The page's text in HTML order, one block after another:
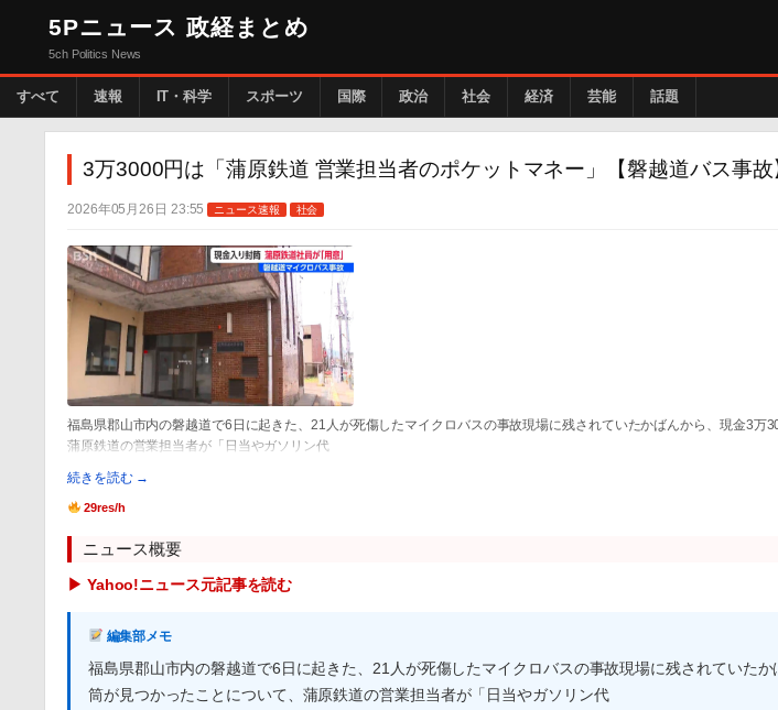
5Pニュース 政経まとめ
5ch Politics News
すべて 速報 IT・科学 スポーツ 国際 政治 社会 経済 芸能 話題
3万3000円は「蒲原鉄道 営業担当者のポケットマネー」【磐越道バス事故
2026年05月26日 23:55 ニュース速報 社会
福島県郡山市内の磐越道で6日に起きた、21人が死傷したマイクロバスの事故現場に残されていたかばんから、現金3万
蒲原鉄道の営業担当者が「日当やガソリン代
続きを読む →
29res/h
ニュース概要
▶ Yahoo!ニュース元記事を読む
編集部メモ
福島県郡山市内の磐越道で6日に起きた、21人が死傷したマイクロバスの事故現場に残されていた
筒が見つかったことについて、蒲原鉄道の営業担当者が「日当やガソリン代